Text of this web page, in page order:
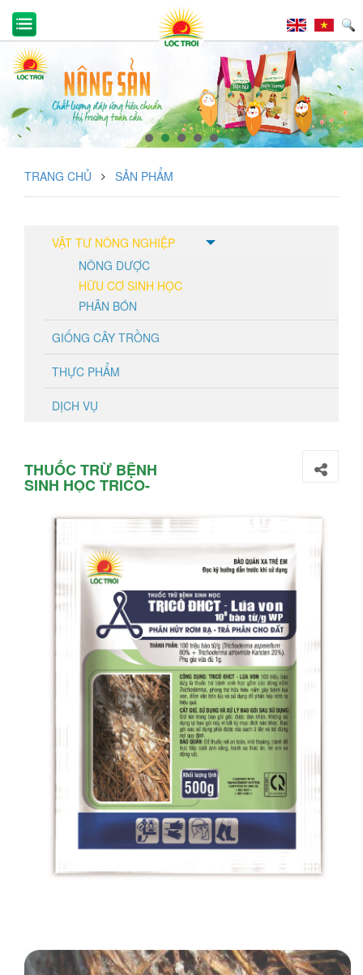
TRANG CHỦ SẢN PHẨM
VẬT TƯ NÔNG NGHIỆP
NÔNG DƯỢC
HỮU CƠ SINH HỌC
PHÂN BÓN
GIỐNG CÂY TRỒNG
THỰC PHẨM
DỊCH VỤ
THUỐC TRỪ BỆNH
SINH HỌC TRICO-